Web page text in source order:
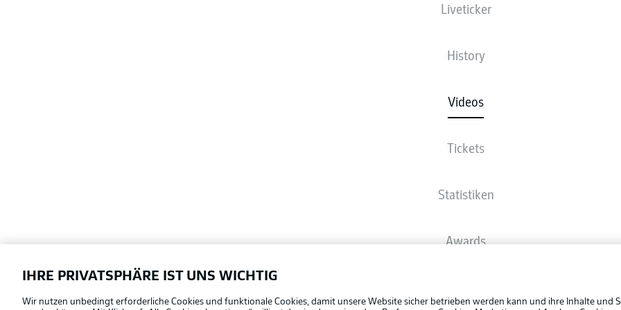
Liveticker
History
Videos
Tickets
Statistiken
Awards
Football as it's meant to be
IHRE PRIVATSPHÄRE IST UNS WICHTIG
Wir nutzen unbedingt erforderliche Cookies und funktionale Cookies, damit unsere Website sicher betrieben werden kann und ihre Inhalte und